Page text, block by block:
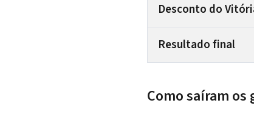
Desconto do
Resultado final
Como saíram